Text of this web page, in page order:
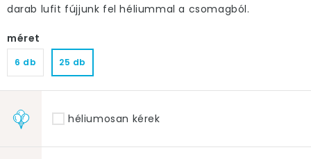
darab lufit fújjunk fel héliummal a csomagból.
méret
6 db 25 db
héliumosan kérek